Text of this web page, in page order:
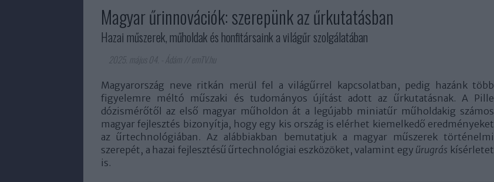
Magyar űrinnovációk: szerepünk az űrkutatásban
Hazai műszerek, műholdak és honfitársaink a világűr szolgálatában
2025. május 04. Ádám // emTV.hu
Magyarország neve ritkán merül fel a világűrrel kapcsolatban, pedig hazánk több
figyelemre méltó műszaki és tudományos újítást adott az űrkutatásnak. A Pille
dózismérőtől az első magyar műholdon át a legújabb miniatűr műholdakig számos
magyar fejlesztés bizonyítja, hogy egy kis ország is elérhet kiemelkedő eredményeket
az űrtechnológiában. Az alábbiakban bemutatjuk a magyar műszerek történelmi
szerepét, a hazai fejlesztésű űrtechnológiai eszközöket, valamint egy űrugrás kísérletet
is.